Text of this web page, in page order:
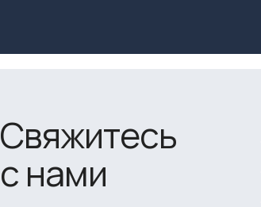
Свяжитесь
с нами